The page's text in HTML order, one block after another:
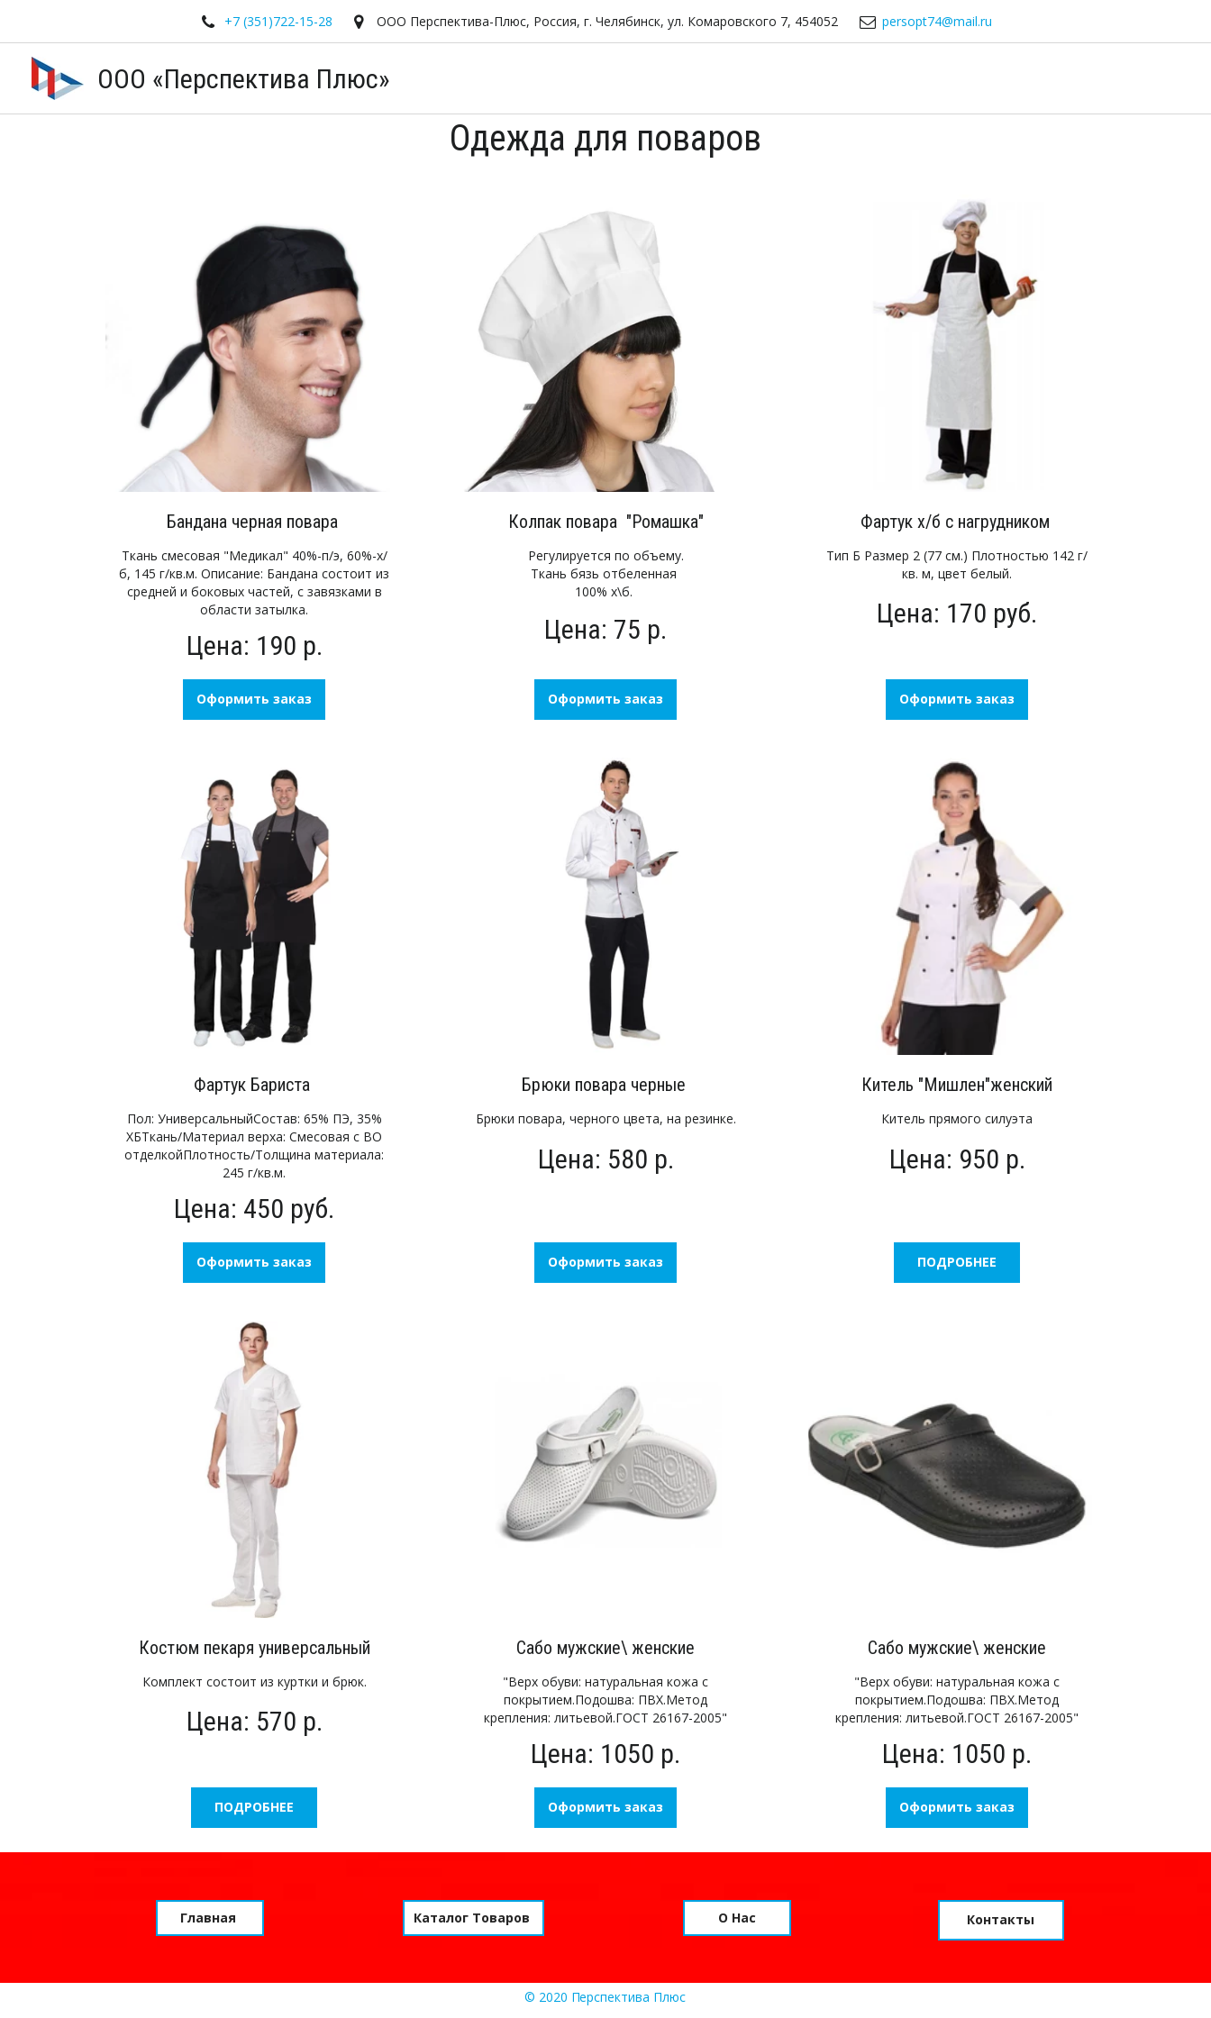
+7 (351)722-15-28 ООО Перспектива-Плюс, Россия, г. Челябинск, ул. Комаровского 7, 454052 persopt74@mail.ru
ООО «Перспектива Плюс»
Одежда для поваров
Бандана черная повара
Ткань смесовая "Медикал" 40%-п/э, 60%-х/
б, 145 г/кв.м. Описание: Бандана состоит из
средней и боковых частей, с завязками в
области затылка.
Цена: 190 р.
Оформить заказ
Колпак повара "Ромашка"
Регулируется по объему.
Ткань бязь отбеленная
100% х\б.
Цена: 75 р.
Оформить заказ
Фартук х/б с нагрудником
Тип Б Размер 2 (77 см.) Плотностью 142 г/
кв. м, цвет белый.
Цена: 170 руб.
Оформить заказ
Фартук Бариста
Пол: УниверсальныйСостав: 65% ПЭ, 35%
ХБТкань/Материал верха: Смесовая с ВО
отделкойПлотность/Толщина материала:
245 г/кв.м.
Цена: 450 руб.
Оформить заказ
Брюки повара черные
Брюки повара, черного цвета, на резинке.
Цена: 580 р.
Оформить заказ
Китель "Мишлен"женский
Китель прямого силуэта
Цена: 950 р.
ПОДРОБНЕЕ
Костюм пекаря универсальный
Комплект состоит из куртки и брюк.
Цена: 570 р.
ПОДРОБНЕЕ
Сабо мужские\ женские
"Верх обуви: натуральная кожа с
покрытием.Подошва: ПВХ.Метод
крепления: литьевой.ГОСТ 26167-2005"
Цена: 1050 р.
Оформить заказ
Сабо мужские\ женские
"Верх обуви: натуральная кожа с
покрытием.Подошва: ПВХ.Метод
крепления: литьевой.ГОСТ 26167-2005"
Цена: 1050 р.
Оформить заказ
Главная Каталог Товаров О Нас Контакты
© 2020 Перспектива Плюс